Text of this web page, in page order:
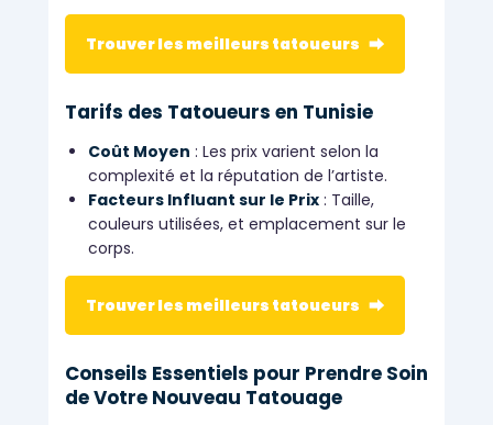
Trouver les meilleurs tatoueurs ⮕
Tarifs des Tatoueurs en Tunisie
Coût Moyen : Les prix varient selon la
complexité et la réputation de l’artiste.
Facteurs Influant sur le Prix : Taille,
couleurs utilisées, et emplacement sur le
corps.
Trouver les meilleurs tatoueurs ⮕
Conseils Essentiels pour Prendre Soin
de Votre Nouveau Tatouage